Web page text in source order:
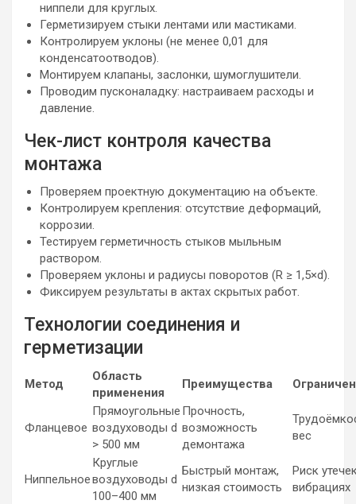
ниппели для круглых.
Герметизируем стыки лентами или мастиками.
Контролируем уклоны (не менее 0,01 для
конденсатоотводов).
Монтируем клапаны, заслонки, шумоглушители.
Проводим пусконаладку: настраиваем расходы и
давление.
Чек-лист контроля качества
монтажа
Проверяем проектную документацию на объекте.
Контролируем крепления: отсутствие деформаций,
коррозии.
Тестируем герметичность стыков мыльным
раствором.
Проверяем уклоны и радиусы поворотов (R ≥ 1,5×d).
Фиксируем результаты в актах скрытых работ.
Технологии соединения и
герметизации
Метод
Область
применения
Преимущества
Фланцевое
Прямоугольные
воздуховоды d
> 500 мм
Прочность,
возможность
демонтажа
вес
Ниппельное
Круглые
воздуховоды d
100–400 мм
Быстрый монтаж,
низкая стоимость
Риск
вибрациях